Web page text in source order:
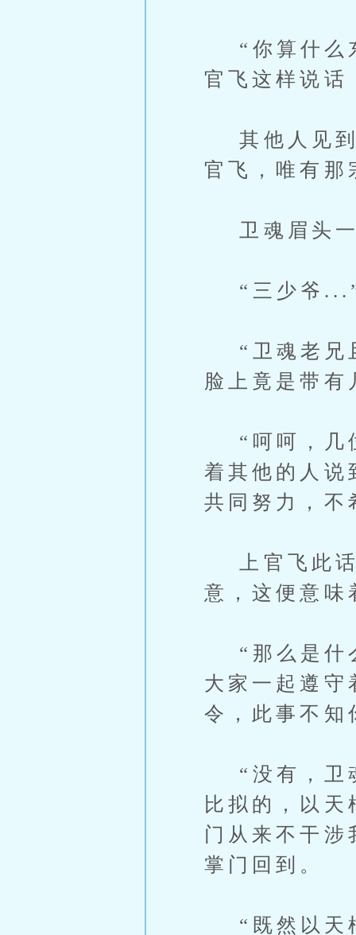
“你算什么
官飞这样说话
其他人见到
官飞，唯有那
卫魂眉头一
“三少爷
“卫魂老兄
脸上竟是带
“呵呵，几
着其他的人说
共同努力，不
上官飞此话
意，这便意味
“那么是什
大家一起遵守
令，此事不知
“没有，卫
比拟的，以
门从来不干涉
掌门回到。
“既然以天